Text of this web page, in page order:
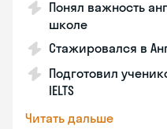
Понял важность
школе
Стажировался в
Подготовил
IELTS
Читать дальше